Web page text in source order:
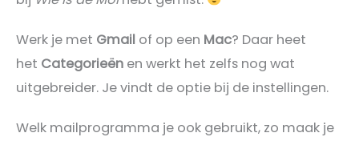
Werk je met Gmail of op een Mac? Daar heet
het Categorieën en werkt het zelfs nog wat
uitgebreider. Je vindt de optie bij de instellingen.
Welk mailprogramma je ook gebruikt, zo maak je